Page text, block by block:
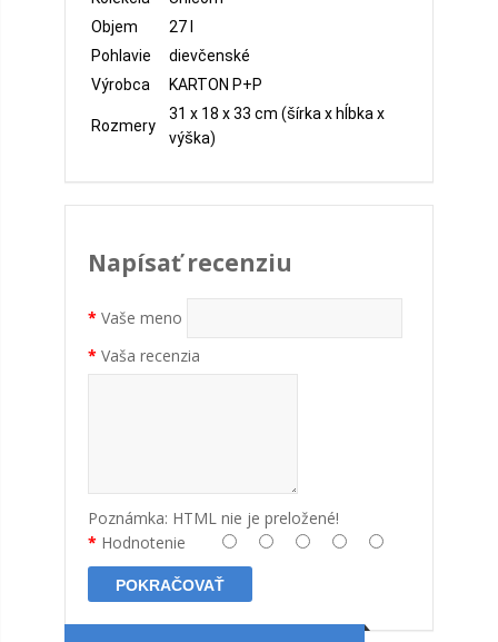
Objem
27 l
Pohlavie
dievčenské
Výrobca
KARTON P+P
Rozmery
31 x 18 x 33 cm (šírka x hĺbka x
výška)
Napísať recenziu
Vaše meno
Vaša recenzia
Poznámka: HTML nie je preložené!
Hodnotenie
POKRAČOVAŤ